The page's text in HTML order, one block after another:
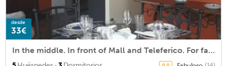
desde
33€
In the middle. In front of Mall and Teleferico. For families and businesses.